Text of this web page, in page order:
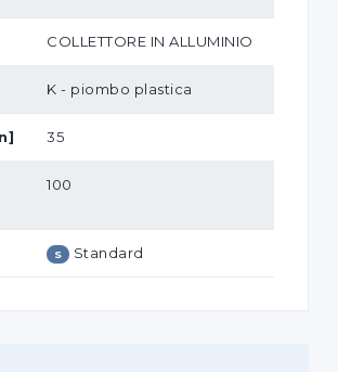
COLLETTORE IN ALLUMINIO
K - piombo plastica
35
100
S Standard